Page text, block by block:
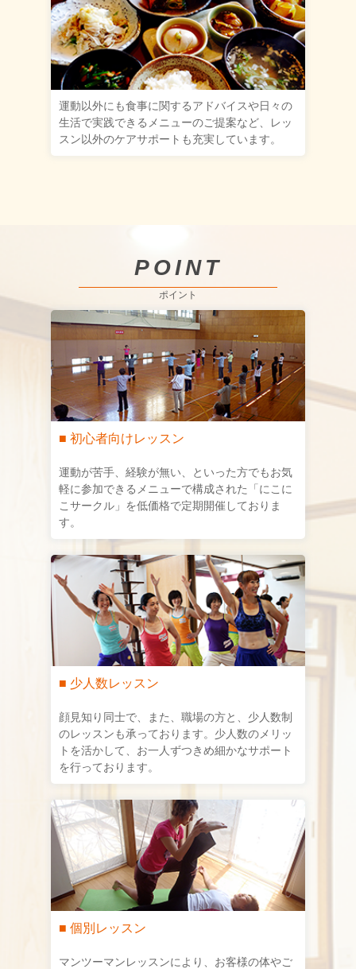
運動以外にも食事に関するアドバイスや日々の
生活で実践できるメニューのご提案など、レッ
スン以外のケアサポートも充実しています。
POINT
ポイント
■ 初心者向けレッスン
運動が苦手、経験が無い、といった方でもお気
軽に参加できるメニューで構成された「にこに
こサークル」を低価格で定期開催しておりま
す。
■ 少人数レッスン
顔見知り同士で、また、職場の方と、少人数制
のレッスンも承っております。少人数のメリッ
トを活かして、お一人ずつきめ細かなサポート
を行っております。
■ 個別レッスン
マンツーマンレッスンにより、お客様の体やご